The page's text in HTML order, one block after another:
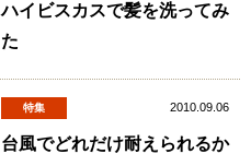
ハイビスカスで髪を洗ってみ
た
特集 2010.09.06
台風でどれだけ耐えられるか